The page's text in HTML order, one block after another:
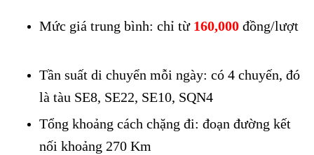
Mức giá trung bình: chỉ từ 160,000 đồng/lượt
Tần suất di chuyển mỗi ngày: có 4 chuyến, đó
là tàu SE8, SE22, SE10, SQN4
Tổng khoảng cách chặng đi: đoạn đường kết
nối khoảng 270 Km